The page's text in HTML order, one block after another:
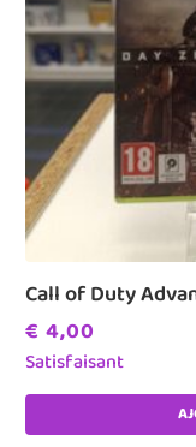
Call of Duty
€ 4,00
Satisfaisant